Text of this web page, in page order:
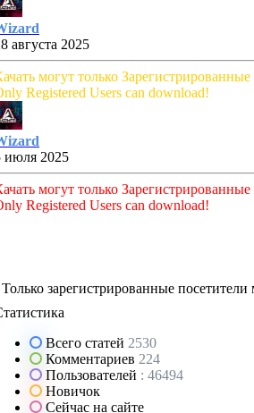
августа 2025
могут только
Registered Users can download!
июля 2025
могут только
Registered Users can download!
Только зарегистрированные посетители
Всего статей 2530
Комментариев 224
Пользователей : 46494
Новичок
Сейчас на сайте